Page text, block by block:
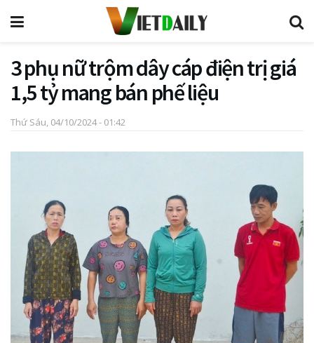
3 phụ nữ trộm dây cáp điện trị giá
1,5 tỷ mang bán phế liệu
Thứ Sáu, 04/10/2024 - 01:42